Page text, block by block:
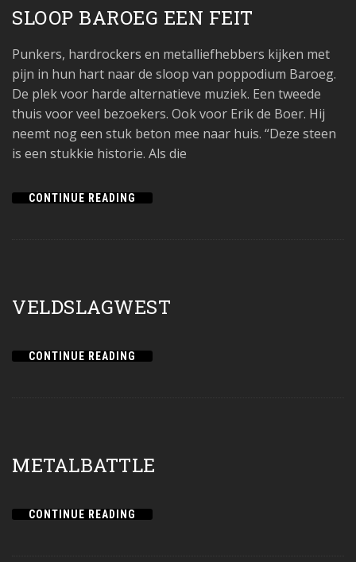
SLOOP BAROEG EEN FEIT
Punkers, hardrockers en metalliefhebbers kijken met
pijn in hun hart naar de sloop van poppodium Baroeg.
De plek voor harde alternatieve muziek. Een tweede
thuis voor veel bezoekers. Ook voor Erik de Boer. Hij
neemt nog een stuk beton mee naar huis. “Deze steen
is een stukkie historie. Als die
CONTINUE READING
VELDSLAGWEST
CONTINUE READING
METALBATTLE
CONTINUE READING